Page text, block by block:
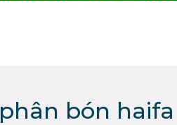
phân bón haifa